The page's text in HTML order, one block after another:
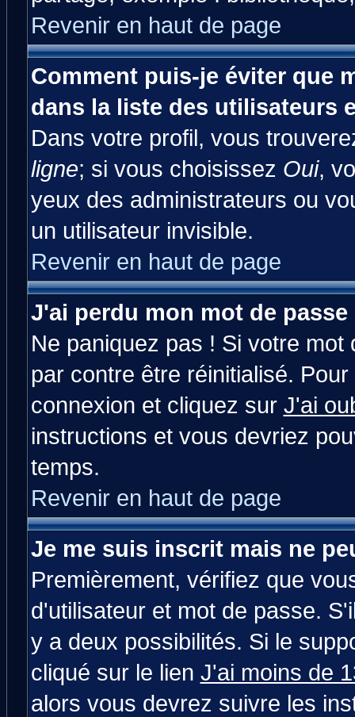
Revenir en haut de page
Comment puis-je éviter que
dans la liste des utilisateurs
Dans votre profil, vous
ligne; si vous choisissez Oui,
yeux des administrateurs ou
un utilisateur invisible.
Revenir en haut de page
J'ai perdu mon mot de passe
Ne paniquez pas ! Si votre
par contre être réinitialisé.
connexion et cliquez sur J'ai
instructions et vous devriez
temps.
Revenir en haut de page
Je me suis inscrit mais ne
Premièrement, vérifiez que
d'utilisateur et mot de passe.
y a deux possibilités. Si le
cliqué sur le lien J'ai moins de
alors vous devrez suivre les